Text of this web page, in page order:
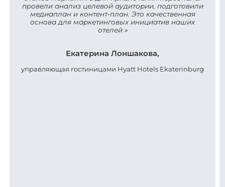
провели анализ целевой аудитории, подготовили
медиаплан и контент-план. Это качественная
основа для маркетинговых инициатив наших
отелей
Екатерина Лоншакова,
управляющая гостиницами Hyatt Hotels Ekaterinburg